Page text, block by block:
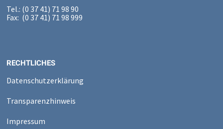
Tel.: (0 37 41) 71 98 90
Fax: (0 37 41) 71 98 999
RECHTLICHES
Datenschutzerklärung
Transparenzhinweis
Impressum